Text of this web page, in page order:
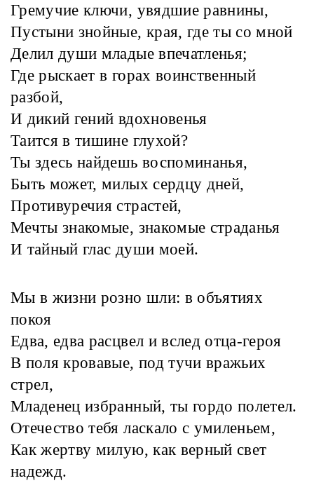
Гремучие ключи, увядшие равнины,
Пустыни знойные, края, где ты со мной
Делил души младые впечатленья;
Где рыскает в горах воинственный
разбой,
И дикий гений вдохновенья
Таится в тишине глухой?
Ты здесь найдешь воспоминанья,
Быть может, милых сердцу дней,
Противуречия страстей,
Мечты знакомые, знакомые страданья
И тайный глас души моей.
Мы в жизни розно шли: в объятиях
покоя
Едва, едва расцвел и вслед отца-героя
В поля кровавые, под тучи вражьих
стрел,
Младенец избранный, ты гордо полетел.
Отечество тебя ласкало с умиленьем,
Как жертву милую, как верный свет
надежд.